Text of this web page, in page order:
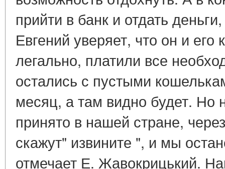
прийти в банк и отдать
Евгений уверяет, что он и его
легально, платили все
остались с пустыми
месяц, а там видно будет. Но
принято в нашей стране,
скажут" извините ", и мы
отмечает Е. Жавокрицький.